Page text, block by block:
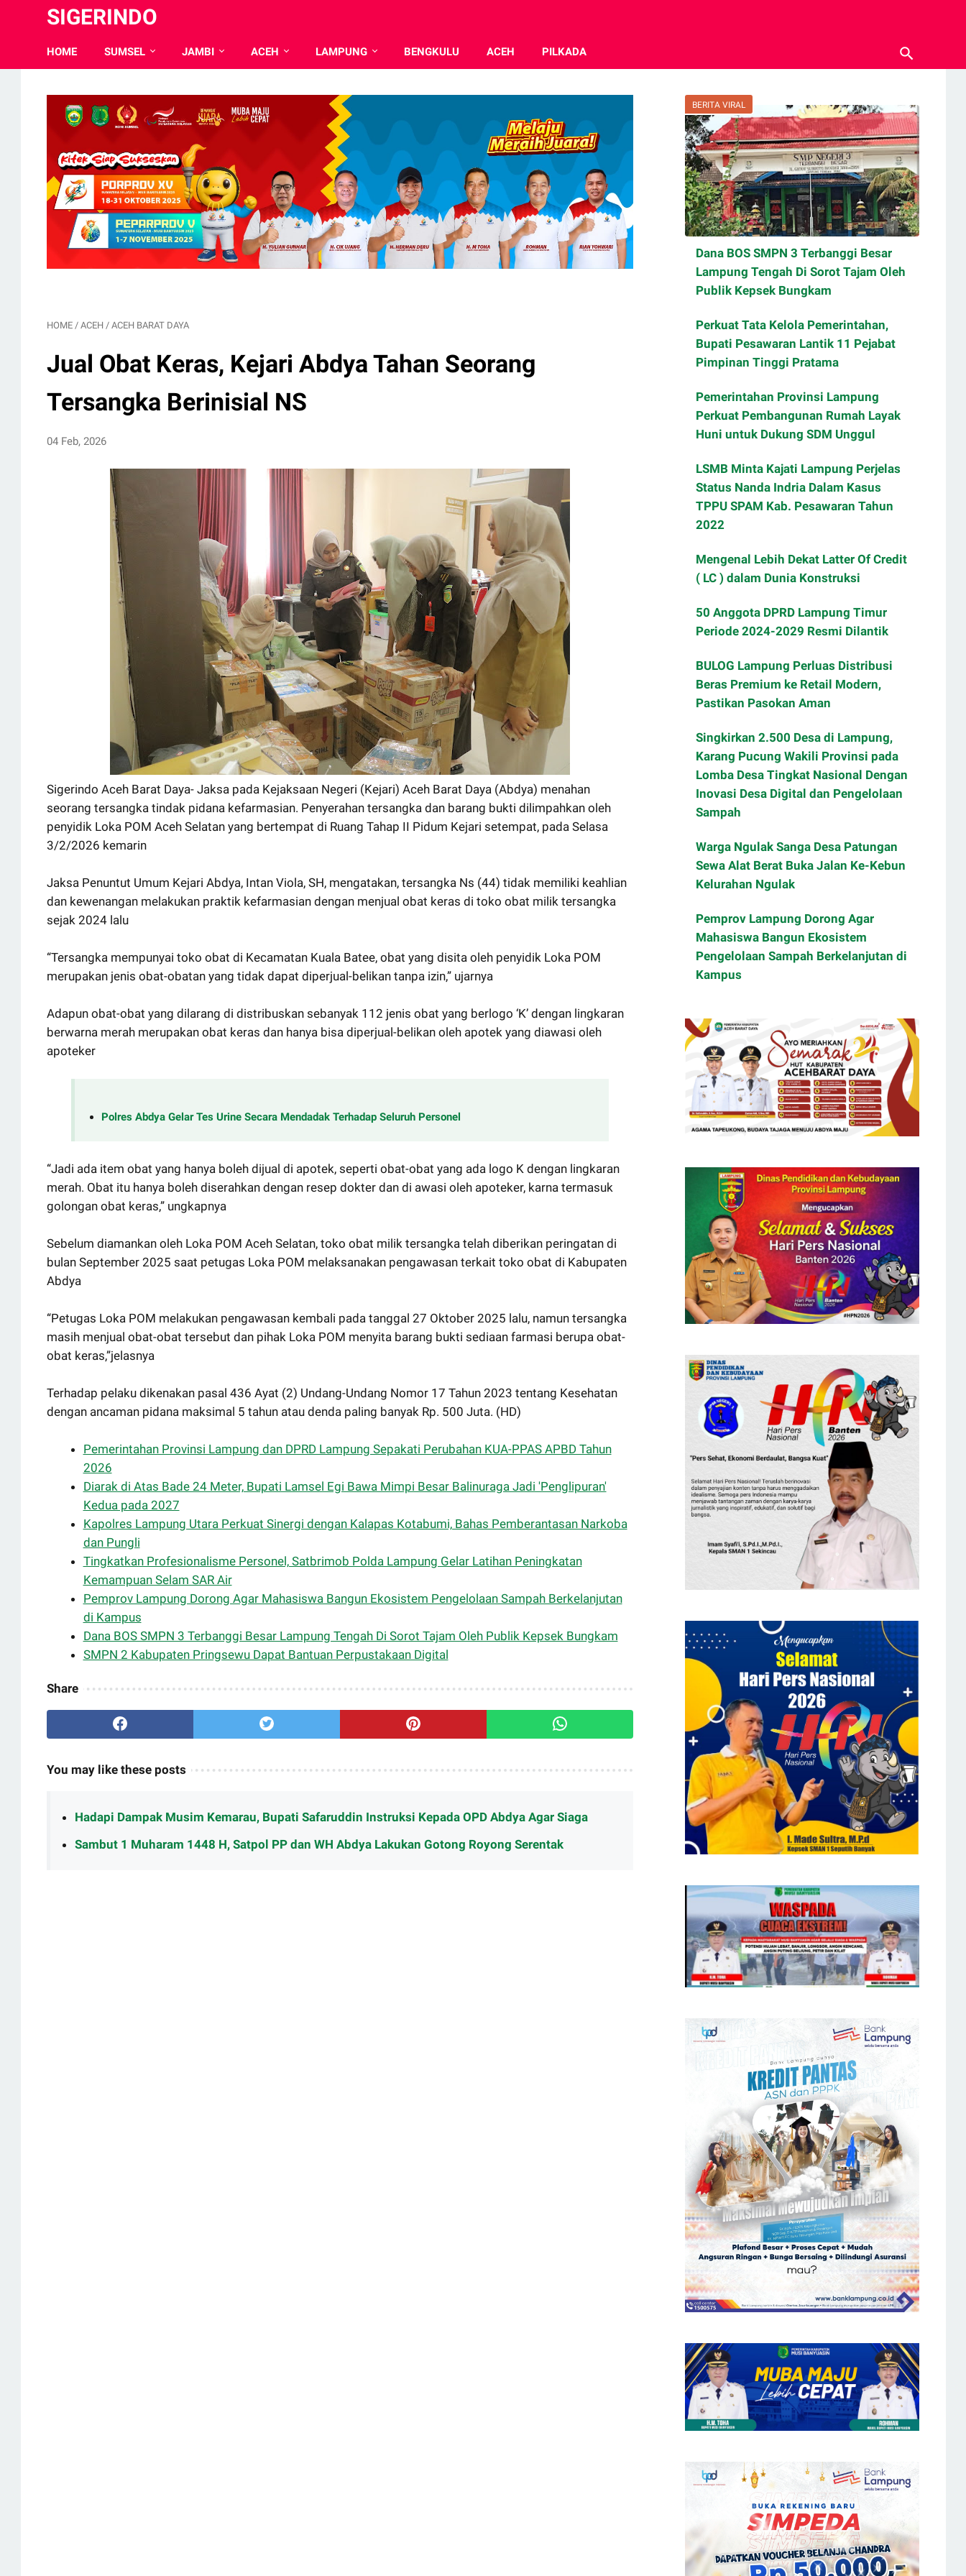
SIGERINDO
HOME SUMSEL JAMBI ACEH LAMPUNG BENGKULU ACEH PILKADA
HOME / ACEH / ACEH BARAT DAYA
Jual Obat Keras, Kejari Abdya Tahan Seorang
Tersangka Berinisial NS
04 Feb, 2026
Sigerindo Aceh Barat Daya- Jaksa pada Kejaksaan Negeri (Kejari) Aceh Barat Daya (Abdya) menahan
seorang tersangka tindak pidana kefarmasian. Penyerahan tersangka dan barang bukti dilimpahkan oleh
penyidik Loka POM Aceh Selatan yang bertempat di Ruang Tahap II Pidum Kejari setempat, pada Selasa
3/2/2026 kemarin
Jaksa Penuntut Umum Kejari Abdya, Intan Viola, SH, mengatakan, tersangka Ns (44) tidak memiliki keahlian
dan kewenangan melakukan praktik kefarmasian dengan menjual obat keras di toko obat milik tersangka
sejak 2024 lalu
“Tersangka mempunyai toko obat di Kecamatan Kuala Batee, obat yang disita oleh penyidik Loka POM
merupakan jenis obat-obatan yang tidak dapat diperjual-belikan tanpa izin,” ujarnya
Adapun obat-obat yang dilarang di distribuskan sebanyak 112 jenis obat yang berlogo ‘K’ dengan lingkaran
berwarna merah merupakan obat keras dan hanya bisa diperjual-belikan oleh apotek yang diawasi oleh
apoteker
Polres Abdya Gelar Tes Urine Secara Mendadak Terhadap Seluruh Personel
“Jadi ada item obat yang hanya boleh dijual di apotek, seperti obat-obat yang ada logo K dengan lingkaran
merah. Obat itu hanya boleh diserahkan dengan resep dokter dan di awasi oleh apoteker, karna termasuk
golongan obat keras,” ungkapnya
Sebelum diamankan oleh Loka POM Aceh Selatan, toko obat milik tersangka telah diberikan peringatan di
bulan September 2025 saat petugas Loka POM melaksanakan pengawasan terkait toko obat di Kabupaten
Abdya
“Petugas Loka POM melakukan pengawasan kembali pada tanggal 27 Oktober 2025 lalu, namun tersangka
masih menjual obat-obat tersebut dan pihak Loka POM menyita barang bukti sediaan farmasi berupa obat-
obat keras,”jelasnya
Terhadap pelaku dikenakan pasal 436 Ayat (2) Undang-Undang Nomor 17 Tahun 2023 tentang Kesehatan
dengan ancaman pidana maksimal 5 tahun atau denda paling banyak Rp. 500 Juta. (HD)
Pemerintahan Provinsi Lampung dan DPRD Lampung Sepakati Perubahan KUA-PPAS APBD Tahun
2026
Diarak di Atas Bade 24 Meter, Bupati Lamsel Egi Bawa Mimpi Besar Balinuraga Jadi 'Penglipuran'
Kedua pada 2027
Kapolres Lampung Utara Perkuat Sinergi dengan Kalapas Kotabumi, Bahas Pemberantasan Narkoba
dan Pungli
Tingkatkan Profesionalisme Personel, Satbrimob Polda Lampung Gelar Latihan Peningkatan
Kemampuan Selam SAR Air
Pemprov Lampung Dorong Agar Mahasiswa Bangun Ekosistem Pengelolaan Sampah Berkelanjutan
di Kampus
Dana BOS SMPN 3 Terbanggi Besar Lampung Tengah Di Sorot Tajam Oleh Publik Kepsek Bungkam
SMPN 2 Kabupaten Pringsewu Dapat Bantuan Perpustakaan Digital
Share
You may like these posts
Hadapi Dampak Musim Kemarau, Bupati Safaruddin Instruksi Kepada OPD Abdya Agar Siaga
Sambut 1 Muharam 1448 H, Satpol PP dan WH Abdya Lakukan Gotong Royong Serentak
BERITA VIRAL
Dana BOS SMPN 3 Terbanggi Besar
Lampung Tengah Di Sorot Tajam Oleh
Publik Kepsek Bungkam
Perkuat Tata Kelola Pemerintahan,
Bupati Pesawaran Lantik 11 Pejabat
Pimpinan Tinggi Pratama
Pemerintahan Provinsi Lampung
Perkuat Pembangunan Rumah Layak
Huni untuk Dukung SDM Unggul
LSMB Minta Kajati Lampung Perjelas
Status Nanda Indria Dalam Kasus
TPPU SPAM Kab. Pesawaran Tahun
2022
Mengenal Lebih Dekat Latter Of Credit
( LC ) dalam Dunia Konstruksi
50 Anggota DPRD Lampung Timur
Periode 2024-2029 Resmi Dilantik
BULOG Lampung Perluas Distribusi
Beras Premium ke Retail Modern,
Pastikan Pasokan Aman
Singkirkan 2.500 Desa di Lampung,
Karang Pucung Wakili Provinsi pada
Lomba Desa Tingkat Nasional Dengan
Inovasi Desa Digital dan Pengelolaan
Sampah
Warga Ngulak Sanga Desa Patungan
Sewa Alat Berat Buka Jalan Ke-Kebun
Kelurahan Ngulak
Pemprov Lampung Dorong Agar
Mahasiswa Bangun Ekosistem
Pengelolaan Sampah Berkelanjutan di
Kampus